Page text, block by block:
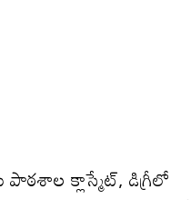
పాఠశాల క్లాస్మేట్‌, డిగ్రీలో